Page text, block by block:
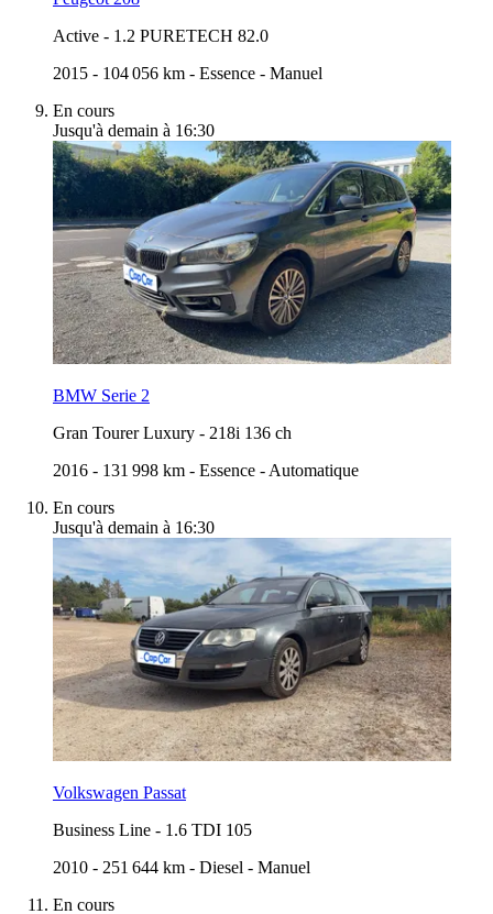
Active - 1.2 PURETECH 82.0
2015 - 104 056 km - Essence - Manuel
En cours
Jusqu'à demain à 16:30
BMW Serie 2
Gran Tourer Luxury - 218i 136 ch
2016 - 131 998 km - Essence - Automatique
En cours
Jusqu'à demain à 16:30
Volkswagen Passat
Business Line - 1.6 TDI 105
2010 - 251 644 km - Diesel - Manuel
En cours